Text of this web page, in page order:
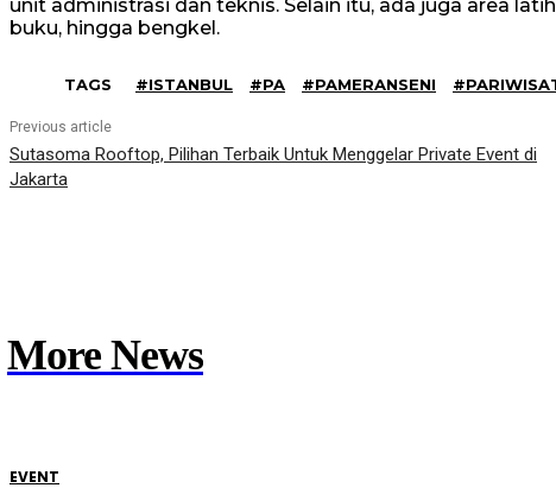
unit administrasi dan teknis. Selain itu, ada juga area
buku, hingga bengkel.
TAGS #ISTANBUL #PA #PAMERANSENI
Previous article
Sutasoma Rooftop, Pilihan Terbaik Untuk Menggelar Private Event di
Jakarta
More News
EVENT